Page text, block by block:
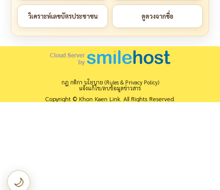
วิเคราะห์เลขบัตรประชาชน ดูดวงจากชื่อ
กฎ กติกา นโยบาย (Rules & Privacy Policy)
แจ้งแก้ไข/ลบข้อมูลข่าวสาร
Copyright © Khon Kaen Link. All Rights Reserved.
🌙เปลี่ยนเป็นโหมดกลางคืน